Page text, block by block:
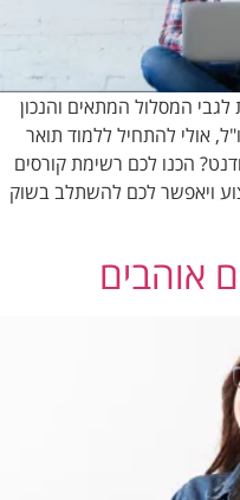
המסלול המתאים והנכון
אולי להתחיל ללמוד תואר
הכנו לכם רשימת קורסים
ויאפשר לכם להשתלב בשוק